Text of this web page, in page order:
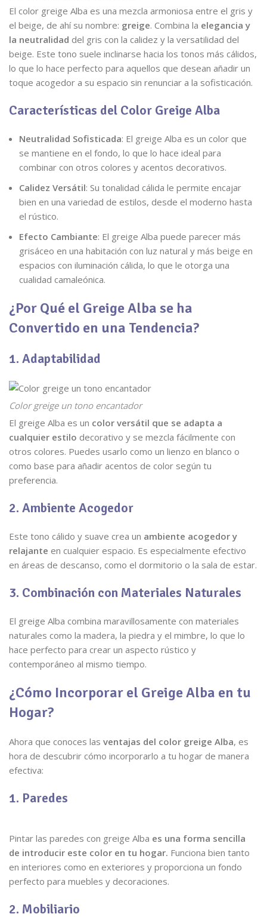
El color greige Alba es una mezcla armoniosa entre el gris y
el beige, de ahí su nombre: greige. Combina la elegancia y
la neutralidad del gris con la calidez y la versatilidad del
beige. Este tono suele inclinarse hacia los tonos más cálidos,
lo que lo hace perfecto para aquellos que desean añadir un
toque acogedor a su espacio sin renunciar a la sofisticación.
Características del Color Greige Alba
Neutralidad Sofisticada: El greige Alba es un color que
se mantiene en el fondo, lo que lo hace ideal para
combinar con otros colores y acentos decorativos.
Calidez Versátil: Su tonalidad cálida le permite encajar
bien en una variedad de estilos, desde el moderno hasta
el rústico.
Efecto Cambiante: El greige Alba puede parecer más
grisáceo en una habitación con luz natural y más beige en
espacios con iluminación cálida, lo que le otorga una
cualidad camaleónica.
¿Por Qué el Greige Alba se ha
Convertido en una Tendencia?
1. Adaptabilidad
Color greige un tono encantador
El greige Alba es un color versátil que se adapta a
cualquier estilo decorativo y se mezcla fácilmente con
otros colores. Puedes usarlo como un lienzo en blanco o
como base para añadir acentos de color según tu
preferencia.
2. Ambiente Acogedor
Este tono cálido y suave crea un ambiente acogedor y
relajante en cualquier espacio. Es especialmente efectivo
en áreas de descanso, como el dormitorio o la sala de estar.
3. Combinación con Materiales Naturales
El greige Alba combina maravillosamente con materiales
naturales como la madera, la piedra y el mimbre, lo que lo
hace perfecto para crear un aspecto rústico y
contemporáneo al mismo tiempo.
¿Cómo Incorporar el Greige Alba en tu
Hogar?
Ahora que conoces las ventajas del color greige Alba, es
hora de descubrir cómo incorporarlo a tu hogar de manera
efectiva:
1. Paredes
Pintar las paredes con greige Alba es una forma sencilla
de introducir este color en tu hogar. Funciona bien tanto
en interiores como en exteriores y proporciona un fondo
perfecto para muebles y decoraciones.
2. Mobiliario